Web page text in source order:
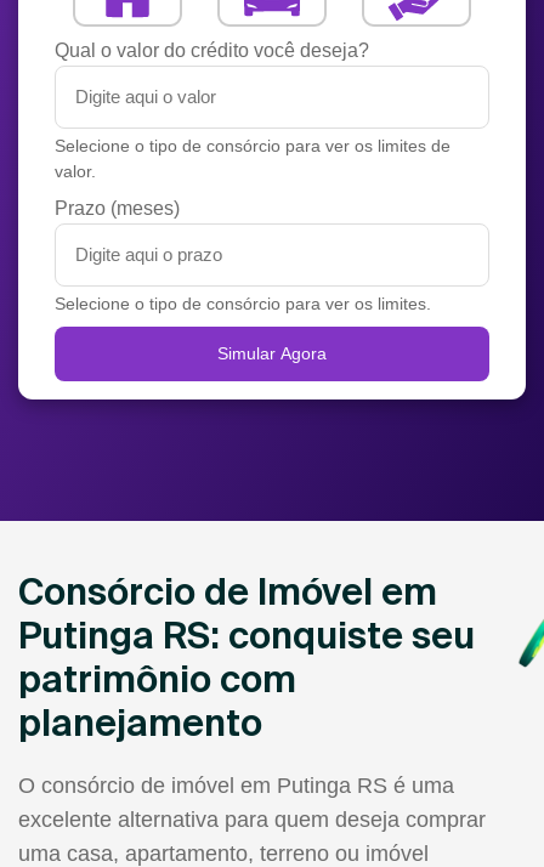
Qual o valor do crédito você deseja?
Selecione o tipo de consórcio para ver os limites de
valor.
Prazo (meses)
Selecione o tipo de consórcio para ver os limites.
Simular Agora
Consórcio de Imóvel em
Putinga RS: conquiste seu
patrimônio com
planejamento
O consórcio de imóvel em Putinga RS é uma
excelente alternativa para quem deseja comprar
uma casa, apartamento, terreno ou imóvel